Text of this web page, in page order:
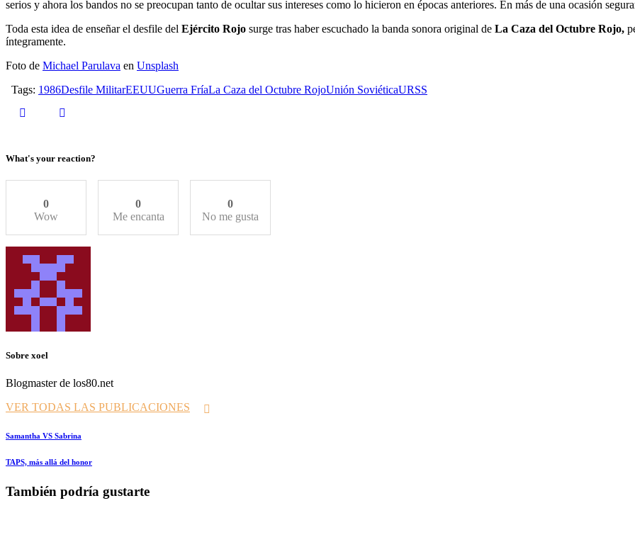
serios y ahora los bandos no se preocupan tanto de ocultar sus intereses como lo hicieron en épocas anteriores. En más de una ocasión
Toda esta idea de enseñar el desfile del Ejército Rojo surge tras haber escuchado la banda sonora original de La Caza del Octubre Rojo,
íntegramente.
Foto de Michael Parulava en Unsplash
Tags: 1986Desfile MilitarEEUUGuerra FríaLa Caza del Octubre RojoUnión SoviéticaURSS
What's your reaction?
0
Wow
0
Me encanta
0
No me gusta
Sobre xoel
Blogmaster de los80.net
VER TODAS LAS PUBLICACIONES
Navegación
de
Prev
Samantha VS Sabrina
Siguiente
TAPS, más allá del honor
También podría gustarte